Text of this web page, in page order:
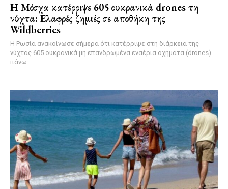
Η Μόσχα κατέρριψε 605 ουκρανικά drones τη
νύχτα: Ελαφρές ζημιές σε αποθήκη της
Wildberries
Η Ρωσία ανακοίνωσε σήμερα ότι κατέρριψε στη διάρκεια της
νύχτας 605 ουκρανικά μη επανδρωμένα εναέρια οχήματα (drones)
πάνω...